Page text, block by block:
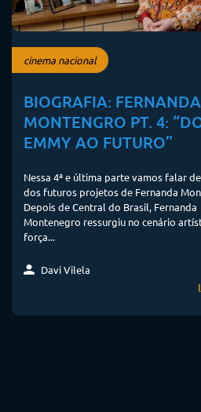
cinema nacional
BIOGRAFIA: FERNANDA
MONTENGRO PT. 4:
EMMY AO FUTURO”
Nessa 4ª e última parte vamos falar
dos futuros projetos de Fernanda
Depois de Central do Brasil, Fernanda
Montenegro ressurgiu no cenário
força...
Davi Vilela